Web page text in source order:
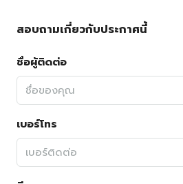
สอบถามเกี่ยวกับประกาศนี้
ชื่อผู้ติดต่อ
เบอร์โทร